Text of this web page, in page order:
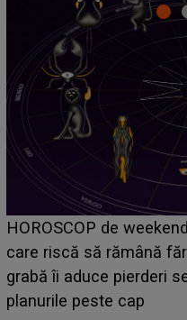
Emanuel a ținut
acum! În fața
face o
sa: "I-am spus și ei